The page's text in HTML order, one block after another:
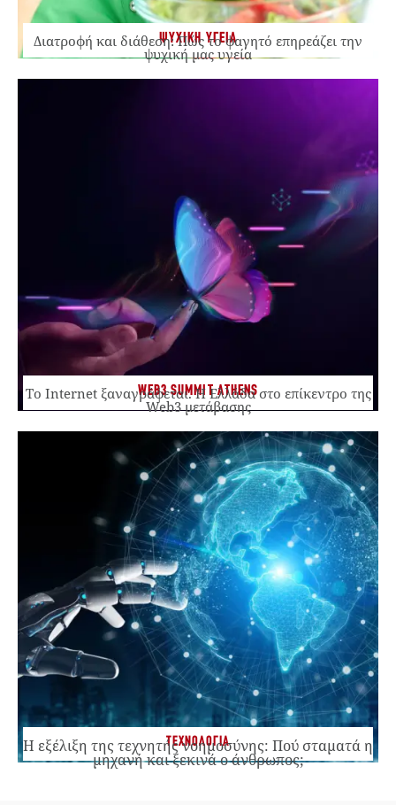
ΨΥΧΙΚΗ ΥΓΕΙΑ
Διατροφή και διάθεση: Πώς το φαγητό επηρεάζει την
ψυχική μας υγεία
WEB3 SUMMIT ATHENS
Το Internet ξαναγράφεται. Η Ελλάδα στο επίκεντρο της
Web3 μετάβασης
ΤΕΧΝΟΛΟΓΙΑ
Η εξέλιξη της τεχνητής νοημοσύνης: Πού σταματά η
μηχανή και ξεκινά ο άνθρωπος;